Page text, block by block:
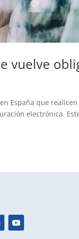
vuelve
España que
electrónica.